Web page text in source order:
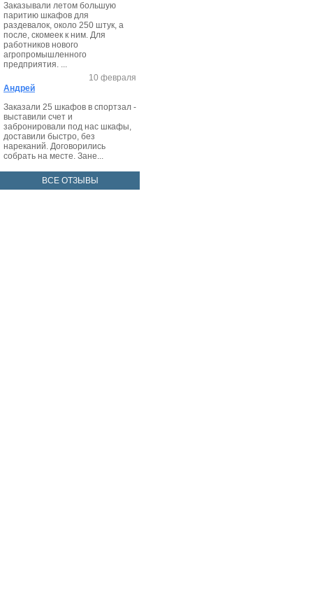
Заказывали летом большую
паритию шкафов для
раздевалок, около 250 штук, а
после, скомеек к ним. Для
работников нового
агропромышленного
предприятия. ...
Андрей
10 февраля
Заказали 25 шкафов в спортзал -
выставили счет и
забронировали под нас шкафы,
доставили быстро, без
нареканий. Договорились
собрать на месте. Зане...
ВСЕ ОТЗЫВЫ